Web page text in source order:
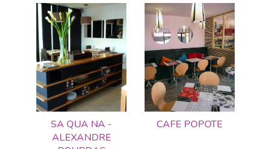
SA QUA NA -
ALEXANDRE
CAFE POPOTE